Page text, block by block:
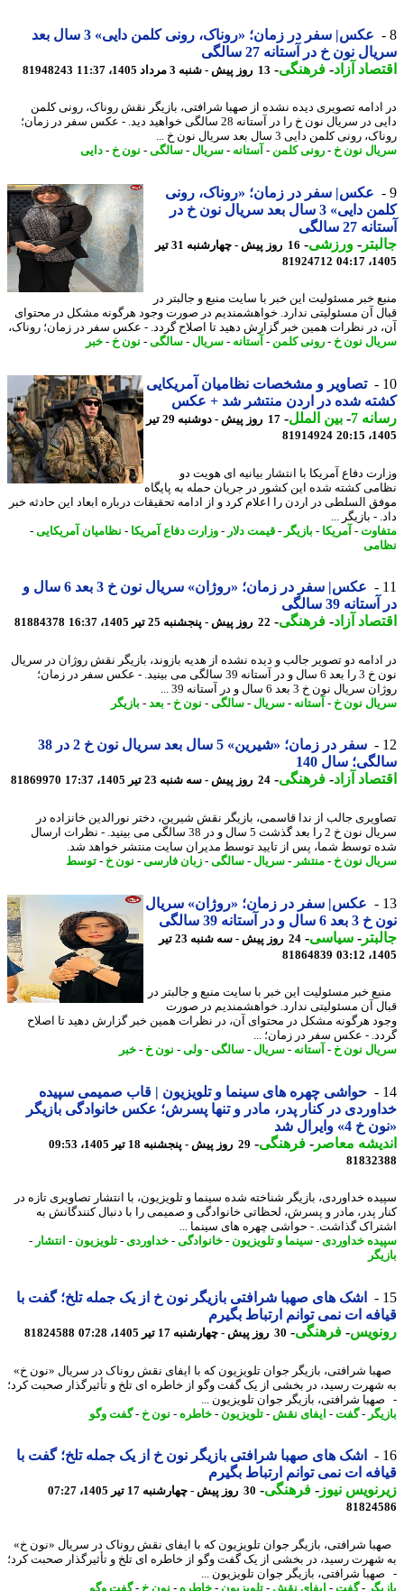
عکس| سفر در زمان؛ «روناک، رونی کلمن دایی» 3 سال بعد
نون خ در آستانه 27 سالگی
آزاد - فرهنگی-13 روز پیش - شنبه 3 مرداد 1405، 11:37 81948243
تصویری دیده نشده از صهبا شرافتی، بازیگر نقش روناک، رونی کلمن
دایی در سریال نون خ را در آستانه 28 سالگی خواهید دید. - عکس سفر در زمان؛
رونی کلمن دایی 3 سال بعد سریال نون خ ...
نون خ-رونی کلمن-آستانه-سریال-سالگی-نون خ-دایی
عکس| سفر در زمان؛ «روناک، رونی
کلمن دایی» 3 سال بعد سریال نون خ در
27 سالگی
-ورزشی-
16 روز پیش - چهارشنبه 31 تیر
81924712
خبر مسئولیت این خبر با سایت منبع و جالبتر در
آن مسئولیتی ندارد. خواهشمندیم در صورت وجود هرگونه مشکل در محتوای
در نظرات همین خبر گزارش دهید تا اصلاح گردد. - عکس سفر در زمان؛ روناک،
نون خ-رونی کلمن-آستانه-سریال-سالگی-نون خ-خبر
تصاویر و مشخصات نظامیان آمریکایی
شده در اردن منتشر شد + عکس
7
-بین الملل-
17 روز پیش - دوشنبه 29 تیر
81914924
دفاع آمریکا با انتشار بیانیه ای هویت دو
کشته شده این کشور در جریان حمله به پایگاه
السلطی در اردن را اعلام کرد و از ادامه تحقیقات درباره ابعاد این حادثه خبر
- بازیگر ...
-آمریکا- بازیگر-قیمت دلار-وزارت دفاع آمریکا- نظامیان آمریکایی-
عکس| سفر در زمان؛ «روژان» سریال نون خ 3 بعد 6 سال و
39 سالگی
آزاد - فرهنگی-22 روز پیش - پنجشنبه 25 تیر 1405، 16:37 81884378
دو تصویر جالب و دیده نشده از هدیه بازوند، بازیگر نقش روژان در سریال
نون خ 3 را بعد 6 سال و در آستانه 39 سالگی می بینید. - عکس سفر در زمان؛
نون خ 3 بعد 6 سال و در آستانه 39 ...
نون خ-آستانه-سریال-سالگی-نون خ-بعد -بازیگر
سفر در زمان؛ «شیرین» 5 سال بعد سریال نون خ 2 در 38
سال 140
آزاد - فرهنگی-24 روز پیش - سه شنبه 23 تیر 1405، 17:37 81869970
جالب از ندا قاسمی، بازیگر نقش شیرین، دختر نورالدین خانزاده در
سریال نون خ 2 را بعد گذشت 5 سال و در 38 سالگی می بینید. - نظرات ارسال
توسط شما، پس از تایید توسط مدیران سایت منتشر خواهد شد.
نون خ-منتشر-سریال-سالگی-زبان فارسی -نون خ-توسط
عکس| سفر در زمان؛ «روژان» سریال
و در آستانه 39 سالگی
-سیاسی-
24 روز پیش - سه شنبه 23 تیر
81864839
خبر مسئولیت این خبر با سایت منبع و جالبتر در
آن مسئولیتی ندارد. خواهشمندیم در صورت
هرگونه مشکل در محتوای آن، در نظرات همین خبر گزارش دهید تا اصلاح
- عکس سفر در زمان؛ ...
نون خ-آستانه-سریال-سالگی-ولی -نون خ-خبر
حواشی چهره های سینما و تلویزیون | قاب صمیمی سپیده
در کنار پدر، مادر و تنها پسرش؛ عکس خانوادگی بازیگر
وایرال شد
معاصر-فرهنگی-29 روز پیش - پنجشنبه 18 تیر 1405، 09:53
خداوردی، بازیگر شناخته شده سینما و تلویزیون، با انتشار تصاویری تازه در
پدر، مادر و پسرش، لحظاتی خانوادگی و صمیمی را با دنبال کنندگانش به
گذاشت. - حواشی چهره های سینما ...
خداوردی-سینما و تلویزیون -خانوادگی -خداوردی-تلویزیون -انتشار-
اشک های صهبا شرافتی بازیگر نون خ از یک جمله تلخ؛ گفت با
ات نمی توانم ارتباط بگیرم
-فرهنگی-30 روز پیش - چهارشنبه 17 تیر 1405، 07:28 81824588
شرافتی، بازیگر جوان تلویزیون که با ایفای نقش روناک در سریال «نون خ»
رسید، در بخشی از یک گفت وگو از خاطره ای تلخ و تأثیرگذار صحبت کرد؛
شرافتی، بازیگر جوان تلویزیون ...
-گفت-ایفای نقش-تلویزیون -خاطره-نون خ-گفت وگو
اشک های صهبا شرافتی بازیگر نون خ از یک جمله تلخ؛ گفت با
ات نمی توانم ارتباط بگیرم
نیوز-فرهنگی-30 روز پیش - چهارشنبه 17 تیر 1405، 07:27
شرافتی، بازیگر جوان تلویزیون که با ایفای نقش روناک در سریال «نون خ»
رسید، در بخشی از یک گفت وگو از خاطره ای تلخ و تأثیرگذار صحبت کرد؛
شرافتی، بازیگر جوان تلویزیون ...
-گفت-ایفای نقش-تلویزیون -خاطره-نون خ-گفت وگو